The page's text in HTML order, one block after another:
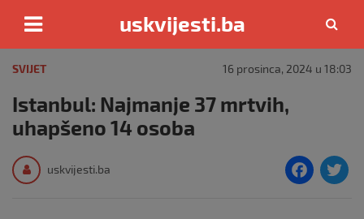
content
uskvijesti.ba
SVIJET 16 prosinca, 2024 u 18:03
Istanbul: Najmanje 37 mrtvih,
uhapšeno 14 osoba
uskvijesti.ba
F